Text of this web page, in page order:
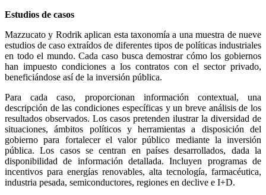
Estudios de casos
Mazzucato y Rodrik aplican esta taxonomía a una muestra de nueve
estudios de caso extraídos de diferentes tipos de políticas industriales
en todo el mundo. Cada caso busca demostrar cómo los gobiernos
han impuesto condiciones a los contratos con el sector privado,
beneficiándose así de la inversión pública.
Para cada caso, proporcionan información contextual, una
descripción de las condiciones específicas y un breve análisis de los
resultados observados. Los casos pretenden ilustrar la diversidad de
situaciones, ámbitos políticos y herramientas a disposición del
gobierno para fortalecer el valor público mediante la inversión
pública. Los casos se centran en países desarrollados, dada la
disponibilidad de información detallada. Incluyen programas de
incentivos para energías renovables, alta tecnología, farmacéutica,
industria pesada, semiconductores, regiones en declive e I+D.